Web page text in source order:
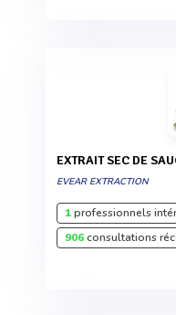
EXTRAIT SEC DE
EVEAR EXTRACTION
1professionnels
906consultations